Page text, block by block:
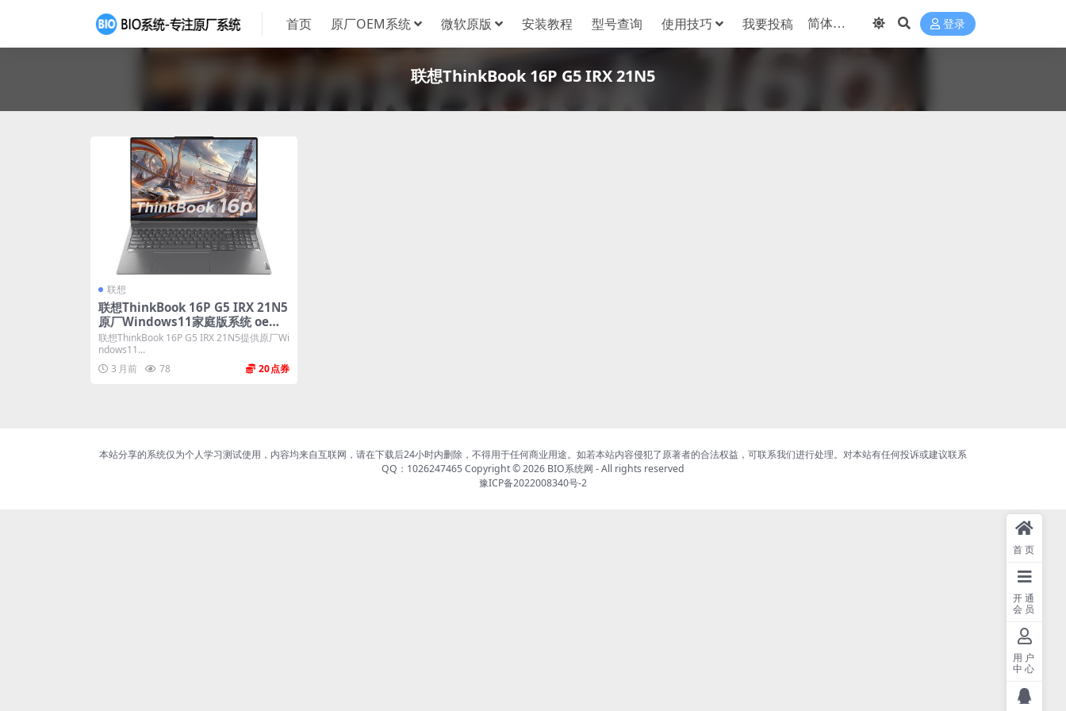
首页 原厂OEM系统 微软原版 安装教程 型号查询 使用技巧 我要投稿 登录
联想ThinkBook 16P G5 IRX 21N5
联想
联想ThinkBook 16P G5 IRX 21N5
原厂Windows11家庭版系统 oem
系统镜像下载
联想ThinkBook 16P G5 IRX 21N5提供原厂Wi
ndows11...
3 月前
78 20
本站分享的系统仅为个人学习测试使用，内容均来自互联网，请在下载后24小时内删除，不得用于任何商业用途。如若本站内容侵犯了原著者的合法权益，可联系我们进行处理。对本站有任何投诉或建议联系
QQ：1026247465 Copyright © 2026 BIO系统网 - All rights reserved
豫ICP备2022008340号-2
首页
开通
会员
用户
中心